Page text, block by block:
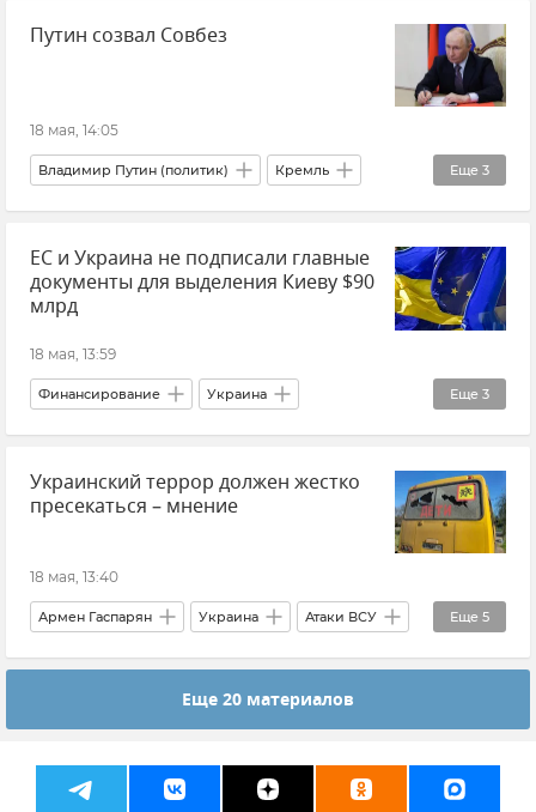
Путин созвал Совбез
18 мая, 14:05
Еще 3
Владимир Путин (политик) Кремль
Новости Политика
Совет безопасности России
ЕС и Украина не подписали главные
документы для выделения Киеву $90
млрд
18 мая, 13:59
Еще 3
Финансирование Украина
Европейский Союз (ЕС) Новости
В мире
Украинский террор должен жестко
пресекаться – мнение
18 мая, 13:40
Еще 5
Армен Гаспарян Украина Атаки ВСУ
Атаки ВСУ на Крым Новости СВО
Политика Терроризм
Еще 20 материалов